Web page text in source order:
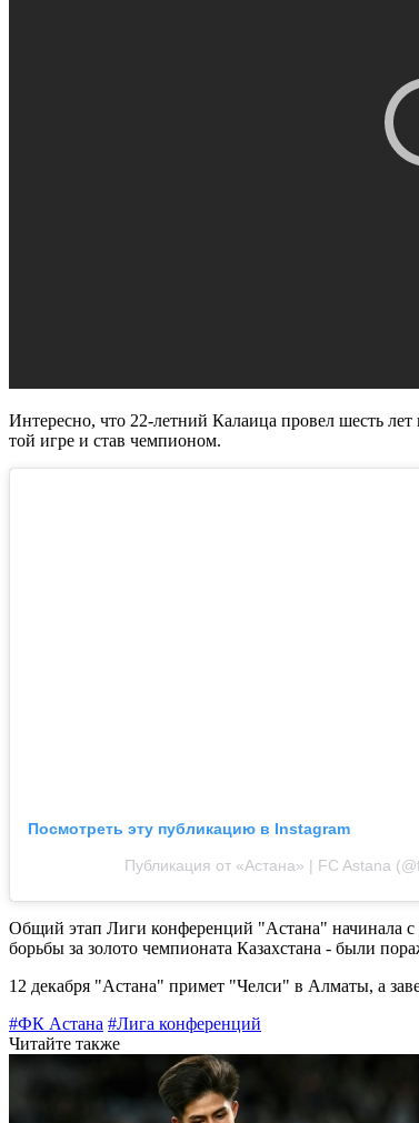
Интересно, что 22-летний Калаица провел шесть
той игре и став чемпионом.
Посмотреть эту публикацию в Instagram
Публикация от «Астана» | FC Astana
Общий этап Лиги конференций "Астана" начинала с
борьбы за золото чемпионата Казахстана - были
12 декабря "Астана" примет "Челси" в Алматы, а
#ФК Астана #Лига конференций
Читайте также